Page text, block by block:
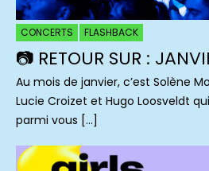
CONCERTS FLASHBACK
📷 RETOUR SUR :
Au mois de janvier, c’est Solène
Lucie Croizet et Hugo Loosveldt
parmi vous […]